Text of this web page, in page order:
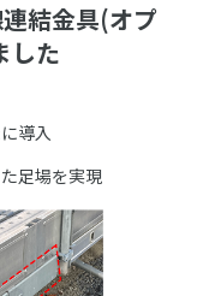
連結金具(オプ
した
導入
足場を実現